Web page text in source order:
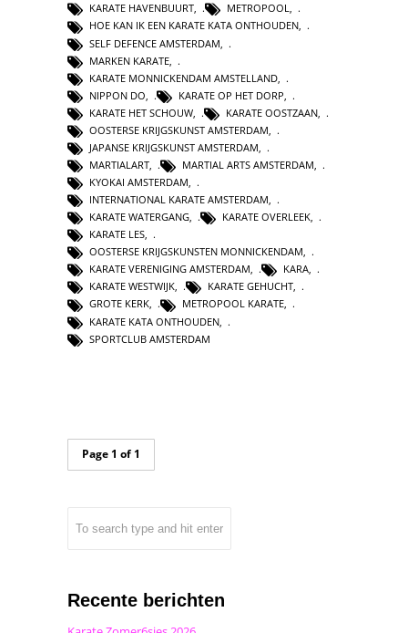
KARATE HAVENBUURT, METROPOOL,
HOE KAN IK EEN KARATE KATA ONTHOUDEN,
SELF DEFENCE AMSTERDAM
MARKEN KARATE
KARATE MONNICKENDAM AMSTELLAND
NIPPON DO
KARATE OP HET DORP
KARATE HET SCHOUW
KARATE OOSTZAAN
OOSTERSE KRIJGSKUNST AMSTERDAM
JAPANSE KRIJGSKUNST AMSTERDAM
MARTIALART
MARTIAL ARTS AMSTERDAM
KYOKAI AMSTERDAM,
INTERNATIONAL KARATE AMSTERDAM,
KARATE WATERGANG, KARATE OVERLEEK,
KARATE LES,
OOSTERSE KRIJGSKUNSTEN MONNICKENDAM,
KARATE VERENIGING AMSTERDAM, KARA,
KARATE WESTWIJK, KARATE GEHUCHT,
GROTE KERK, METROPOOL KARATE,
KARATE KATA ONTHOUDEN
SPORTCLUB AMSTERDAM
Page 1 of 1
Recente berichten